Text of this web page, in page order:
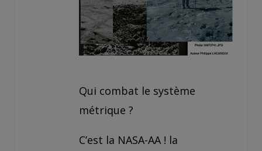
Qui combat le système
métrique ?
C’est la NASA-AA ! la